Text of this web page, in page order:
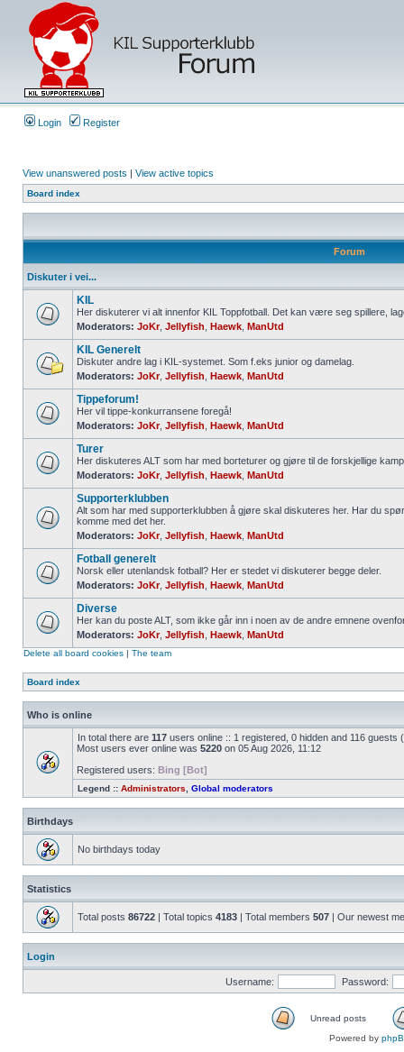
Login Register
View unanswered posts | View active topics
Board index
Forum
Diskuter i vei...
KIL
Her diskuterer vi alt innenfor KIL Toppfotball. Det kan være seg spillere,
Moderators: JoKr, Jellyfish Haewk ManUtd
KIL Generelt
Diskuter andre lag i KIL-systemet. Som f.eks junior og damelag.
Moderators: JoKr, Jellyfish Haewk ManUtd
Tippeforum!
Her vil tippe-konkurransene foregå!
Moderators: JoKr, Jellyfish Haewk ManUtd
Turer
Her diskuteres ALT som har med borteturer og gjøre til de forskjellige
Moderators: JoKr, Jellyfish Haewk ManUtd
Supporterklubben
Alt som har med supporterklubben å gjøre skal diskuteres her. Har du
komme med det her.
Moderators: JoKr, Jellyfish Haewk ManUtd
Fotball generelt
Norsk eller utenlandsk fotball? Her er stedet vi diskuterer begge deler.
Moderators: JoKr, Jellyfish Haewk ManUtd
Diverse
Her kan du poste ALT, som ikke går inn i noen av de andre emnene
Moderators: JoKr, Jellyfish Haewk ManUtd
Delete all board cookies | The team
Board index
Who is online
In total there are 117 users online :: 1 registered, 0 hidden and 116
Most users ever online was 5220 on 05 Aug 2026, 11:12
Registered users: Bing [Bot]
Legend :: Administrators Global moderators
Birthdays
No birthdays today
Statistics
Total posts 86722 | Total topics 4183 | Total members 507 | Our newest
Login
Username: Password:
Unread posts
Powered by